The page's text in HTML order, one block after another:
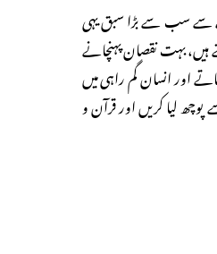
سے سب سے بڑا سبق یہی
ہیں، بہت نقصان پہنچانے
اور انسان گم راہی میں
لیا کریں اور قرآن و